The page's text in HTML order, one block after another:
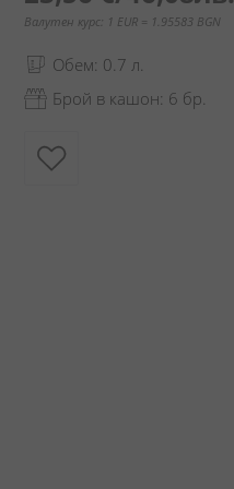
Валутен курс: 1 EUR = 1.95583 BGN
Обем: 0.7 л.
Брой в кашон: 6 бр.